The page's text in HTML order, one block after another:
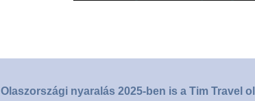
Olaszországi nyaralás 2025-ben is a Tim Travel